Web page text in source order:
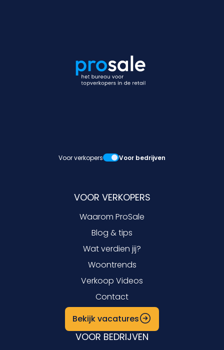
Voor verkopers Voor bedrijven
VOOR VERKOPERS
Waarom ProSale
Blog & tips
Wat verdien jij?
Woontrends
Verkoop Videos
Contact
Bekijk vacatures
VOOR BEDRIJVEN